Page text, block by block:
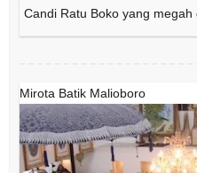
Candi Ratu Boko yang megah
Mirota Batik Malioboro